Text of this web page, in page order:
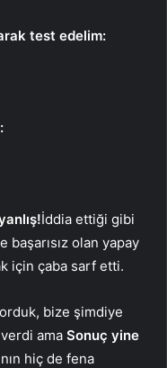
test edelim:
İddia ettiği gibi
olan yapay
için çaba sarf etti.
bize şimdiye
verdi ama Sonuç yine
hiç de fena